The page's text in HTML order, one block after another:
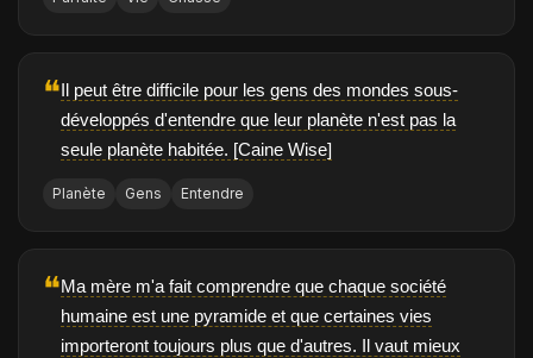
❝Il peut être difficile pour les gens des mondes sous-
développés d'entendre que leur planète n'est pas la
seule planète habitée. [Caine Wise]
Planète Gens Entendre
❝Ma mère m'a fait comprendre que chaque société
humaine est une pyramide et que certaines vies
importeront toujours plus que d'autres. Il vaut mieux